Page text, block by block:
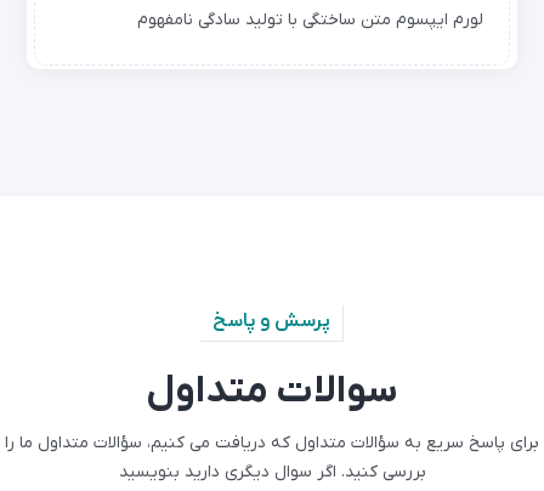
لورم ایپسوم متن ساختگی با تولید سادگی نامفهوم
پرسش و پاسخ
سوالات متداول
برای پاسخ سریع به سؤالات متداول که دریافت می کنیم، سؤالات متداول ما را
بررسی کنید. اگر سوال دیگری دارید بنویسید